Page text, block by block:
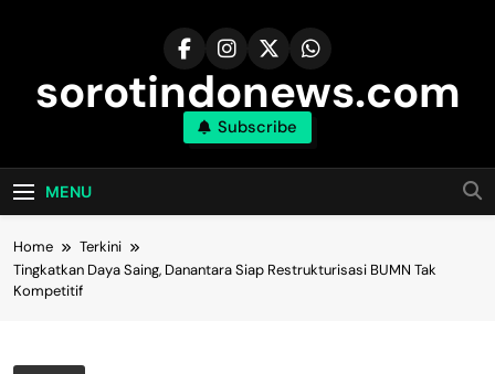
sorotindonews.com
Subscribe
MENU
Home
Terkini
Tingkatkan Daya Saing, Danantara Siap Restrukturisasi BUMN Tak
Kompetitif